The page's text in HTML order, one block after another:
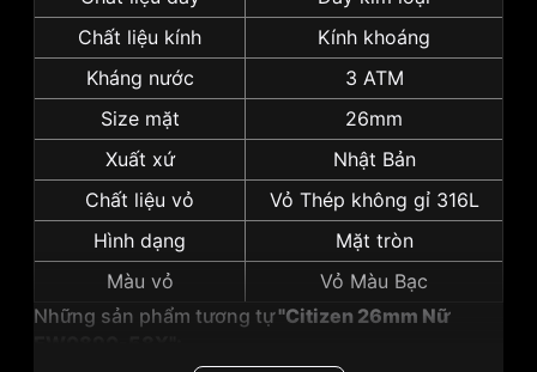
Chất liệu kính
Kính khoáng
Kháng nước
3 ATM
Size mặt
26mm
Xuất xứ
Nhật Bản
Chất liệu vỏ
Vỏ Thép không gỉ 316L
Hình dạng
Mặt tròn
Màu vỏ
Vỏ Màu Bạc
Những sản phẩm tương tự"Citizen 26mm Nữ